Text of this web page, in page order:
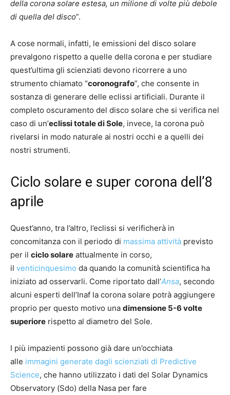
della corona solare estesa, un milione di volte più debole
di quella del disco”.
A cose normali, infatti, le emissioni del disco solare
prevalgono rispetto a quelle della corona e per studiare
quest’ultima gli scienziati devono ricorrere a uno
strumento chiamato “coronografo”, che consente in
sostanza di generare delle eclissi artificiali. Durante il
completo oscuramento del disco solare che si verifica nel
caso di un’eclissi totale di Sole, invece, la corona può
rivelarsi in modo naturale ai nostri occhi e a quelli dei
nostri strumenti.
Ciclo solare e super corona dell’8
aprile
Quest’anno, tra l’altro, l’eclissi si verificherà in
concomitanza con il periodo di massima attività previsto
per il ciclo solare attualmente in corso,
il venticinquesimo da quando la comunità scientifica ha
iniziato ad osservarli. Come riportato dall’Ansa, secondo
alcuni esperti dell’Inaf la corona solare potrà aggiungere
proprio per questo motivo una dimensione 5-6 volte
superiore rispetto al diametro del Sole.
I più impazienti possono già dare un’occhiata
alle immagini generate dagli scienziati di Predictive
Science, che hanno utilizzato i dati del Solar Dynamics
Observatory (Sdo) della Nasa per fare